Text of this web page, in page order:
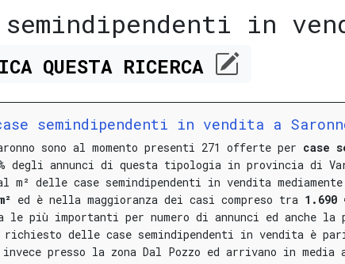
semindipendenti in
QUESTARICERCA
semindipendenti in vendita a
sono al momento presenti 271 offerte per case
degli annunci di questa tipologia in provincia di
m² delle case semindipendenti in vendita
ed è nella maggioranza dei casi compreso tra 1.690
le più importanti per numero di annunci ed anche
richiesto delle case semindipendenti in vendita è
presso la zona Dal Pozzo ed arrivano in media